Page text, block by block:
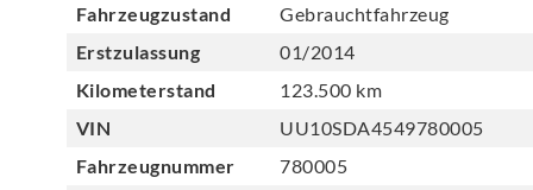
Fahrzeugzustand
Gebrauchtfahrzeug
Erstzulassung
01/2014
Kilometerstand
123.500 km
VIN
UU10SDA4549780005
Fahrzeugnummer
780005